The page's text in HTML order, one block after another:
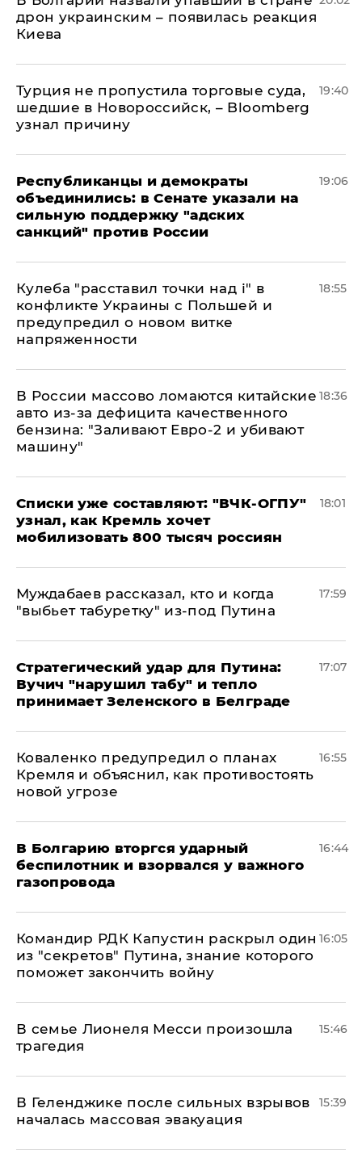
дрон украинским – появилась реакция
Киева
Турция не пропустила торговые суда,
шедшие в Новороссийск, – Bloomberg
узнал причину
19:40
Республиканцы и демократы
объединились: в Сенате указали на
сильную поддержку "адских
санкций" против России
19:06
Кулеба "расставил точки над і" в
конфликте Украины с Польшей и
предупредил о новом витке
напряженности
18:55
В России массово ломаются китайские
авто из-за дефицита качественного
бензина: "Заливают Евро-2 и убивают
машину"
18:36
Списки уже составляют: "ВЧК-ОГПУ"
узнал, как Кремль хочет
мобилизовать 800 тысяч россиян
18:01
Муждабаев рассказал, кто и когда
"выбьет табуретку" из-под Путина
17:59
Стратегический удар для Путина:
Вучич "нарушил табу" и тепло
принимает Зеленского в Белграде
17:07
Коваленко предупредил о планах
Кремля и объяснил, как противостоять
новой угрозе
16:55
В Болгарию вторгся ударный
беспилотник и взорвался у важного
газопровода
16:44
Командир РДК Капустин раскрыл один
из "секретов" Путина, знание которого
поможет закончить войну
16:05
В семье Лионеля Месси произошла
трагедия
15:46
В Геленджике после сильных взрывов
началась массовая эвакуация
15:39